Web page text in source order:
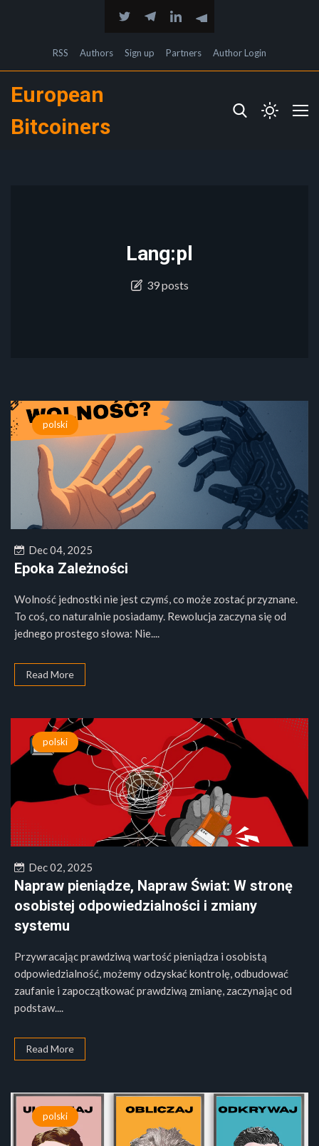
RSS Authors Sign up Partners Author Login
European
Bitcoiners
Lang:pl
39 posts
polski
Dec 04, 2025
Epoka Zależności
Wolność jednostki nie jest czymś, co może zostać przyznane.
To coś, co naturalnie posiadamy. Rewolucja zaczyna się od
jednego prostego słowa: Nie....
Read More
polski
Dec 02, 2025
Napraw pieniądze, Napraw Świat: W stronę
osobistej odpowiedzialności i zmiany
systemu
Przywracając prawdziwą wartość pieniądza i osobistą
odpowiedzialność, możemy odzyskać kontrolę, odbudować
zaufanie i zapoczątkować prawdziwą zmianę, zaczynając od
podstaw....
Read More
polski